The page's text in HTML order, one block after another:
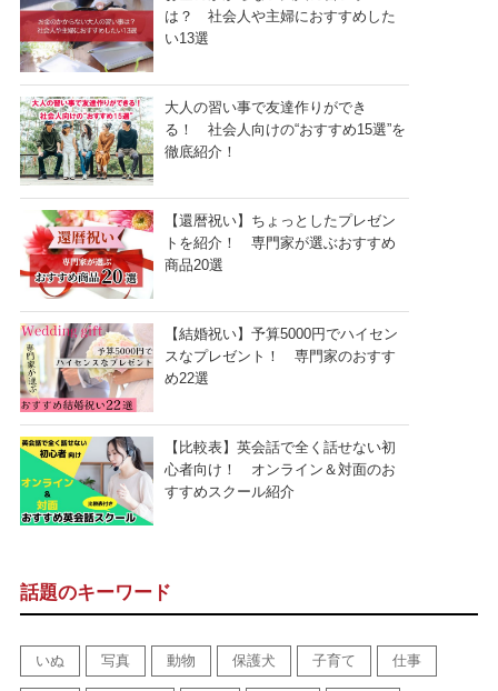
は？ 社会人や主婦におすすめした
い13選
大人の習い事で友達作りができ
る！ 社会人向けの“おすすめ15選”を
徹底紹介！
【還暦祝い】ちょっとしたプレゼン
トを紹介！ 専門家が選ぶおすすめ
商品20選
【結婚祝い】予算5000円でハイセン
スなプレゼント！ 専門家のおすす
め22選
【比較表】英会話で全く話せない初
心者向け！ オンライン＆対面のお
すすめスクール紹介
話題のキーワード
いぬ 写真 動物 保護犬 子育て 仕事